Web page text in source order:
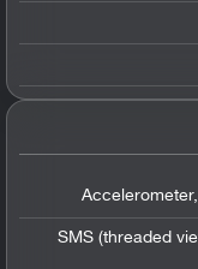
SMS (threaded